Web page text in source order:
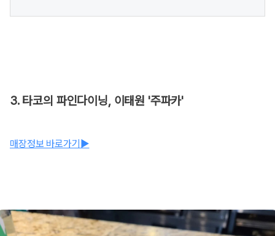
3. 타코의 파인다이닝, 이태원 '주파카'
매장정보 바로가기▶